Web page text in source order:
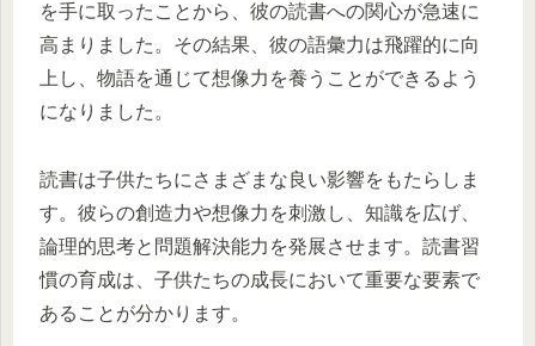
を手に取ったことから、彼の読書への関心が急速に
高まりました。その結果、彼の語彙力は飛躍的に向
上し、物語を通じて想像力を養うことができるよう
になりました。
読書は子供たちにさまざまな良い影響をもたらしま
す。彼らの創造力や想像力を刺激し、知識を広げ、
論理的思考と問題解決能力を発展させます。読書習
慣の育成は、子供たちの成長において重要な要素で
あることが分かります。